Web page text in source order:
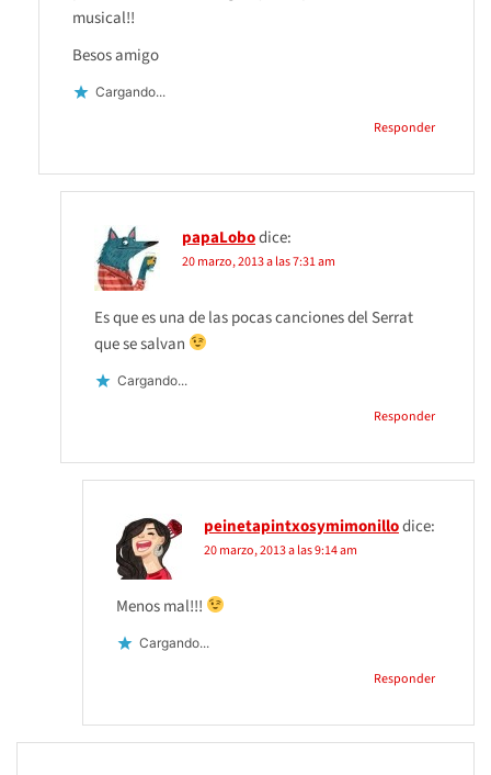
musical!!
Besos amigo
Cargando...
Responder
papaLobodice:
20 marzo, 2013 a las 7:31 am
Es que es una de las pocas canciones del Serrat
que se salvan
Cargando...
Responder
peinetapintxosymimonillodice:
20 marzo, 2013 a las 9:14 am
Menos mal!!!
Cargando...
Responder